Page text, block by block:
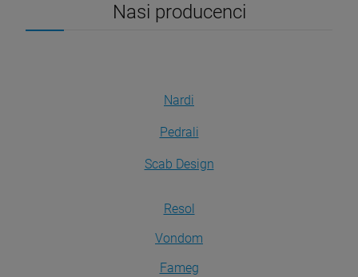
Nasi producenci
Nardi
Pedrali
Scab Design
Resol
Vondom
Fameg